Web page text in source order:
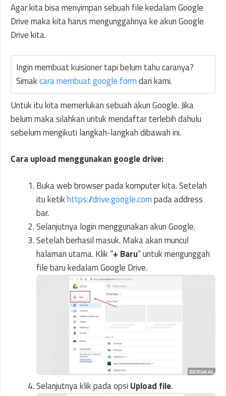
Agar kita bisa menyimpan sebuah file kedalam Google
Drive maka kita harus mengunggahnya ke akun Google
Drive kita.
Ingin membuat kuisioner tapi belum tahu caranya?
Simakcara membuat google formdari kami.
Untuk itu kita memerlukan sebuah akun Google. Jika
belum maka silahkan untuk mendaftar terlebih dahulu
sebelum mengikuti langkah-langkah dibawah ini.
Cara upload menggunakan google drive:
Buka web browser pada komputer kita. Setelah
itu ketikhttps://drive.google.compada address
bar.
Selanjutnya login menggunakan akun Google.
Setelah berhasil masuk. Maka akan muncul
halaman utama. Klik “+ Baru” untuk mengunggah
file baru kedalam Google Drive.
Selanjutnya klik pada opsi Upload file.